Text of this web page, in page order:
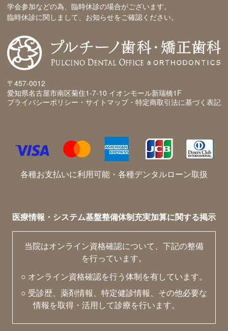
学会参加などの為、臨時休診の場合がございます。
臨時休診に関しまして、お知らせをご確認ください。
〒457-0012
愛知県名古屋市南区菊住1-7-10 イオンモール新瑞橋1F
プライバシーポリシー・サイトマップ・特定商取引法に基づく表記
各種お支払いに利用可能・各種デンタルローン取扱
医療情報・システム基盤整備体制充実加算に関する掲示
当院はオンライン資格確認について、下記の整備
を行っています。
○ オンライン資格確認を行う体制を有しています。
○ 受診歴、薬剤情報、特定健診情報、その他必要な
情報を取得・活用して診療を行います。